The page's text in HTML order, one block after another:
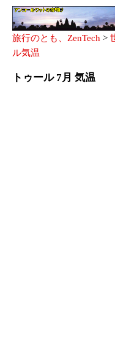
旅行のとも、ZenTech >
ル気温
トゥール 7月 気温